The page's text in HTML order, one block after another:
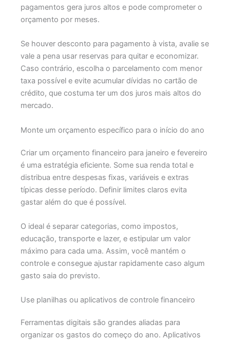
pagamentos gera juros altos e pode comprometer o
orçamento por meses.
Se houver desconto para pagamento à vista, avalie se
vale a pena usar reservas para quitar e economizar.
Caso contrário, escolha o parcelamento com menor
taxa possível e evite acumular dívidas no cartão de
crédito, que costuma ter um dos juros mais altos do
mercado.
Monte um orçamento específico para o início do ano
Criar um orçamento financeiro para janeiro e fevereiro
é uma estratégia eficiente. Some sua renda total e
distribua entre despesas fixas, variáveis e extras
típicas desse período. Definir limites claros evita
gastar além do que é possível.
O ideal é separar categorias, como impostos,
educação, transporte e lazer, e estipular um valor
máximo para cada uma. Assim, você mantém o
controle e consegue ajustar rapidamente caso algum
gasto saia do previsto.
Use planilhas ou aplicativos de controle financeiro
Ferramentas digitais são grandes aliadas para
organizar os gastos do começo do ano. Aplicativos